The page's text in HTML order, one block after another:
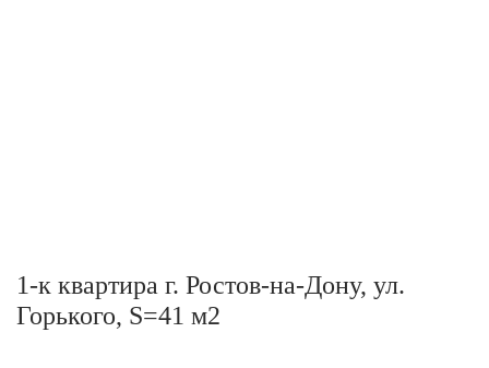
1-к квартира г. Ростов-на-Дону, ул.
Горького, S=41 м2